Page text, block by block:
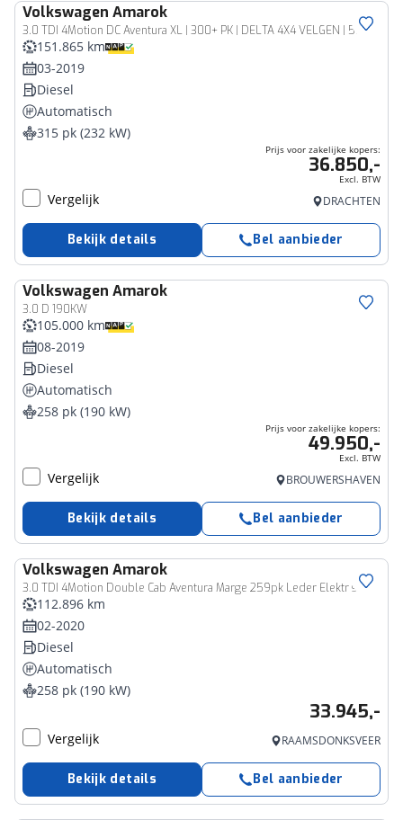
Volkswagen Amarok
3.0 TDI 4Motion DC Aventura XL | 300+ PK | DELTA 4X4 VELGEN | 5P |
Zakelijk voertuig
151.865 km
03-2019
Diesel
Automatisch
315 pk (232 kW)
Prijs voor zakelijke kopers:
36.850,-
Excl. BTW
Vergelijk DRACHTEN
Bekijk details Bel aanbieder
Volkswagen Amarok
3.0 D 190KW
Bedrijfswagen
105.000 km
08-2019
Diesel
Automatisch
258 pk (190 kW)
Prijs voor zakelijke kopers:
49.950,-
Excl. BTW
Vergelijk BROUWERSHAVEN
Bekijk details Bel aanbieder
Volkswagen Amarok
3.0 TDI 4Motion Double Cab Aventura Marge 259pk Leder Elektr stoelen Navigatie Camera Stoelverwarming Trekhaak
Bedrijfswagen
112.896 km
02-2020
Diesel
Automatisch
258 pk (190 kW)
33.945,-
Vergelijk RAAMSDONKSVEER
Bekijk details Bel aanbieder